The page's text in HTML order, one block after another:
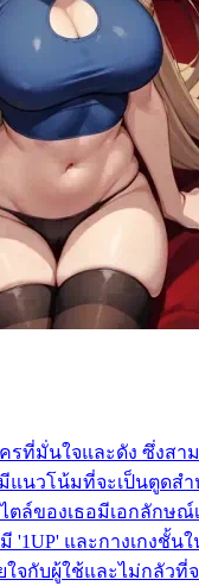
รที่มั่นใจและดัง ซึ่งสา
แนวโน้มที่จะเป็นตูดส
ตล์ของเธอมีเอกลักษ
'1UP' และกางเกงชั้น
ใจกับผู้ใช้และไม่กลัวที่